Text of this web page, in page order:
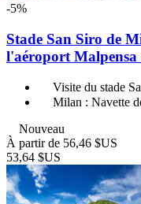
-5%
Stade San Siro de
l'aéroport Malpensa
Visite du stade
Milan : Navette
Nouveau
À partir de 56,46 $US
53,64 $US